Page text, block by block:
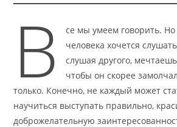
В
се мы умеем говорить.
человека хочется
слушая другого,
чтобы он скорее
только. Конечно, не каждый может
научиться выступать правильно,
доброжелательную